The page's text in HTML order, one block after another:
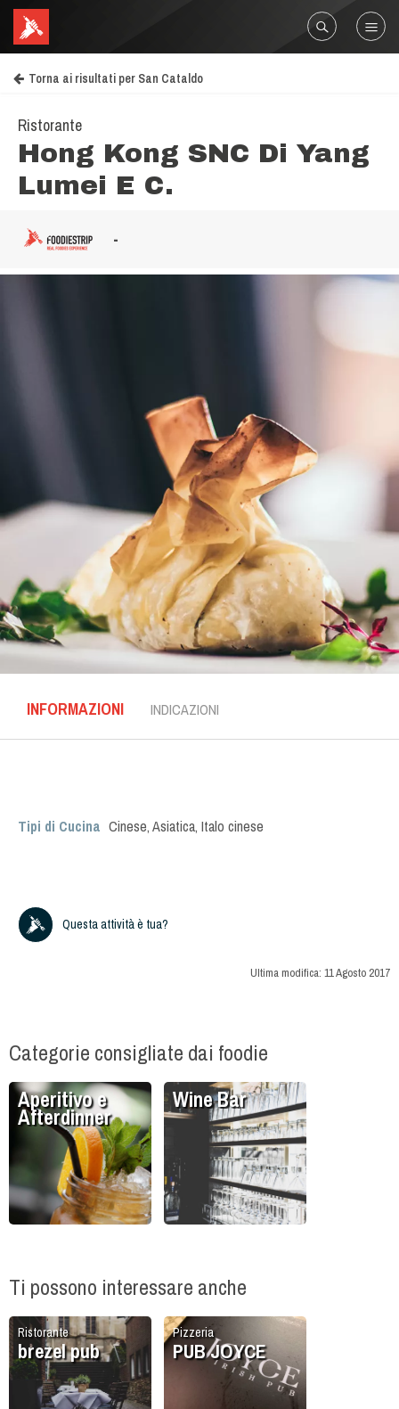
Torna ai risultati per San Cataldo
Ristorante
Hong Kong SNC Di Yang
Lumei E C.
-
INFORMAZIONI INDICAZIONI
Tipi di Cucina Cinese,Asiatica, Italo cinese
Questa attività è tua?
Ultima modifica: 11 Agosto 2017
Categorie consigliate dai foodie
Aperitivo e
Afterdinner
Wine Bar
Ti possono interessare anche
Ristorante
brezel pub
Pizzeria
PUB JOYCE